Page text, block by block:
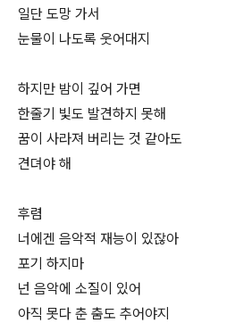
일단 도망 가서
눈물이 나도록 웃어대지
하지만 밤이 깊어 가면
한줄기 빛도 발견하지 못해
꿈이 사라져 버리는 것 같아도
견뎌야 해
후렴
너에겐 음악적 재능이 있잖아
포기 하지마
넌 음악에 소질이 있어
아직 못다 춘 춤도 추어야지